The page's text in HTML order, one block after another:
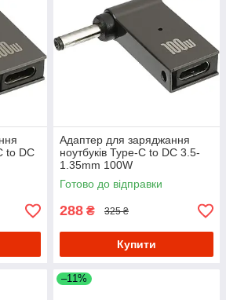
to DC
Адаптер для заряджання
ноутбуків Type-C to DC 3.5-
1.35mm 100W
Готово до відправки
288 ₴ 325 ₴
Купити
–11%